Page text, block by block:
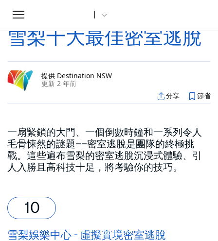
Toggle
navigation
家 雪梨十大最佳密室逃脫
雪梨十大最佳密室逃脫
提供 Destination NSW
更新 2 年前
分享 節省
一扇緊鎖的大門、一個倒數時鐘和一系列令人
毛骨悚然的謎題——密室逃脫是團隊的終極挑
戰。這些遍布雪梨的密室逃脫沉浸式體驗、引
人入勝且高科技十足，將考驗你的技巧。
雪梨娛樂中心 - 虛擬實境密室逃脫